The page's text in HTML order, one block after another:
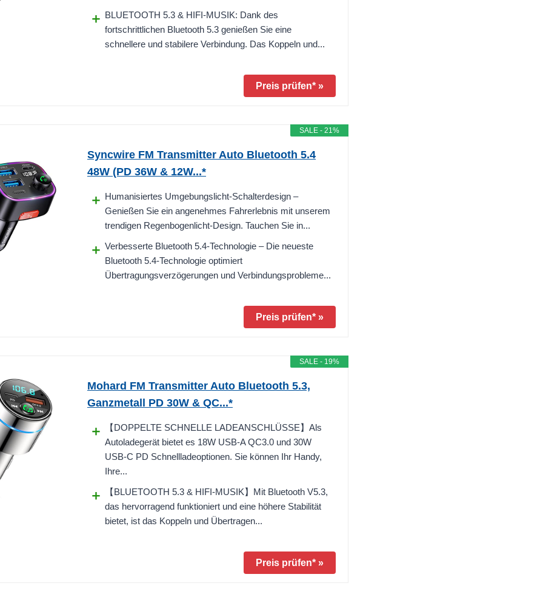
BLUETOOTH 5.3 & HIFI-MUSIK: Dank des
fortschrittlichen Bluetooth 5.3 genießen Sie eine
schnellere und stabilere Verbindung. Das Koppeln und...
Preis prüfen* »
SALE - 21%
Syncwire FM Transmitter Auto Bluetooth 5.4
48W (PD 36W & 12W...*
Humanisiertes Umgebungslicht-Schalterdesign –
Genießen Sie ein angenehmes Fahrerlebnis mit unserem
trendigen Regenbogenlicht-Design. Tauchen Sie in...
Verbesserte Bluetooth 5.4-Technologie – Die neueste
Bluetooth 5.4-Technologie optimiert
Übertragungsverzögerungen und Verbindungsprobleme...
Preis prüfen* »
SALE - 19%
Mohard FM Transmitter Auto Bluetooth 5.3,
Ganzmetall PD 30W & QC...*
【DOPPELTE SCHNELLE LADEANSCHLÜSSE】Als
Autoladegerät bietet es 18W USB-A QC3.0 und 30W
USB-C PD Schnellladeoptionen. Sie können Ihr Handy,
Ihre...
【BLUETOOTH 5.3 & HIFI-MUSIK】Mit Bluetooth V5.3,
das hervorragend funktioniert und eine höhere Stabilität
bietet, ist das Koppeln und Übertragen...
Preis prüfen* »